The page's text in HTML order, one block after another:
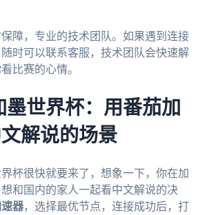
障，专业的技术团队。如果遇到连接
时可以联系客服，技术团队会快速解
比赛的心情。
墨世界杯：用番茄加
解说的场景
杯很快就要来了，想象一下，你在加
和国内的家人一起看中文解说的决
器，选择最优节点，连接成功后，打